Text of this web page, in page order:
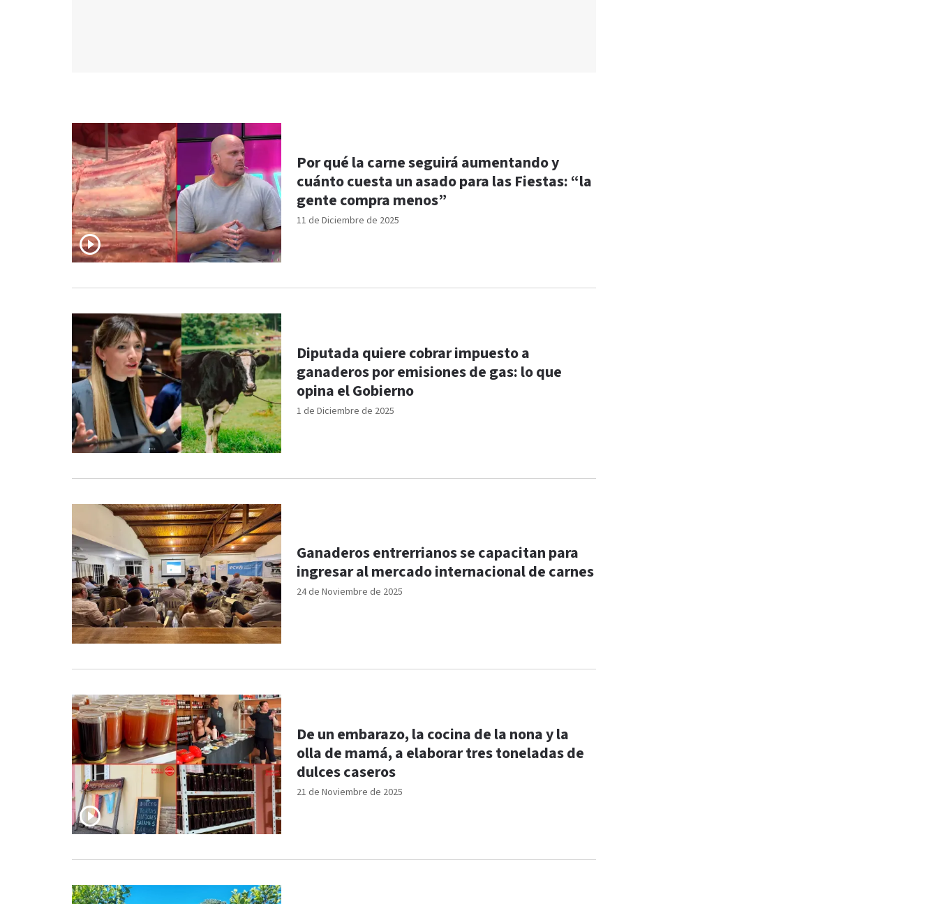
11 de Diciembre de 2025
Por qué la carne seguirá aumentando y
cuánto cuesta un asado para las Fiestas: “la
gente compra menos”
1 de Diciembre de 2025
Diputada quiere cobrar impuesto a
ganaderos por emisiones de gas: lo que
opina el Gobierno
24 de Noviembre de 2025
Ganaderos entrerrianos se capacitan para
ingresar al mercado internacional de carnes
21 de Noviembre de 2025
De un embarazo, la cocina de la nona y la
olla de mamá, a elaborar tres toneladas de
dulces caseros